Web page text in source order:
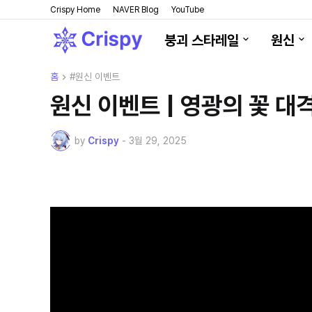
Crispy Home NAVER Blog YouTube
붕괴 스타레일 원신
홈 #원신 이벤트
원신 이벤트 | 영광의 꽃 대
by Crispy - 3월 29, 2025